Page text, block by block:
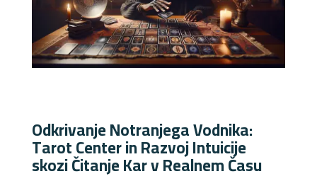
Odkrivanje Notranjega Vodnika:
Tarot Center in Razvoj Intuicije
skozi Čitanje Kar v Realnem Času